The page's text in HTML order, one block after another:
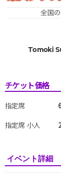
Tomoki
チケット価格
指定席
指定席 小人
イベント詳細